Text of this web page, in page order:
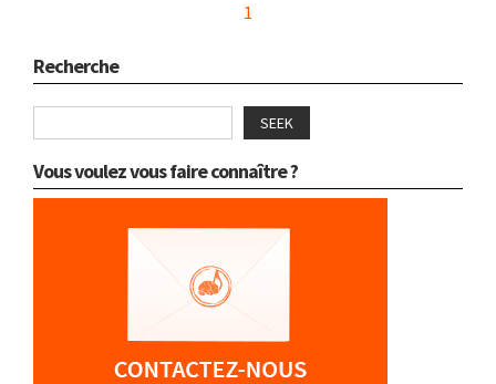
1
Recherche
SEEK
Vous voulez vous faire connaître ?